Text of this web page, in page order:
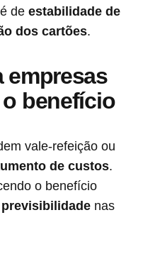
de estabilidade de
dos cartões.
empresas
benefício
vale-refeição ou
de custos.
o benefício
nas